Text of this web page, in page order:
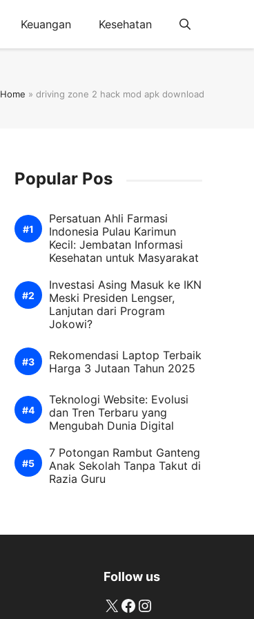
Keuangan Kesehatan
Home » driving zone 2 hack mod apk download
Popular Pos
Persatuan Ahli Farmasi
Indonesia Pulau Karimun
Kecil: Jembatan Informasi
Kesehatan untuk Masyarakat
Investasi Asing Masuk ke IKN
Meski Presiden Lengser,
Lanjutan dari Program
Jokowi?
Rekomendasi Laptop Terbaik
Harga 3 Jutaan Tahun 2025
Teknologi Website: Evolusi
dan Tren Terbaru yang
Mengubah Dunia Digital
7 Potongan Rambut Ganteng
Anak Sekolah Tanpa Takut di
Razia Guru
Follow us
X Facebook
Instagram